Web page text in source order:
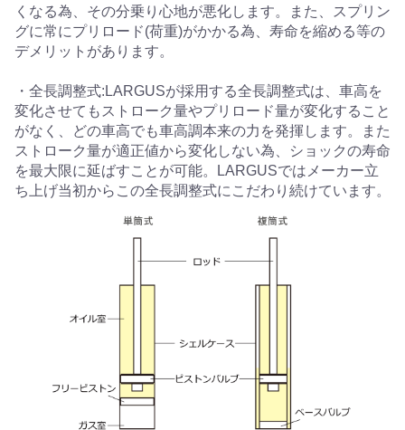
くなる為、その分乗り心地が悪化します。また、スプリン
グに常にプリロード(荷重)がかかる為、寿命を縮める等の
デメリットがあります。
・全長調整式:LARGUSが採用する全長調整式は、車高を
変化させてもストローク量やプリロード量が変化すること
がなく、どの車高でも車高調本来の力を発揮します。また
ストローク量が適正値から変化しない為、ショックの寿命
を最大限に延ばすことが可能。LARGUSではメーカー立
ち上げ当初からこの全長調整式にこだわり続けています。